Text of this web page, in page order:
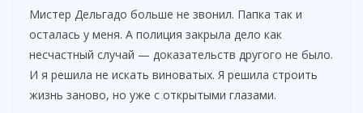
Мистер Дельгадо больше не звонил. Папка так и
осталась у меня. А полиция закрыла дело как
несчастный случай — доказательств другого не было.
И я решила не искать виноватых. Я решила строить
жизнь заново, но уже с открытыми глазами.